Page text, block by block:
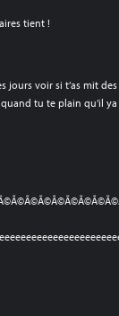
tient !
jours voir si t’as mit des
tu te plain qu’il ya